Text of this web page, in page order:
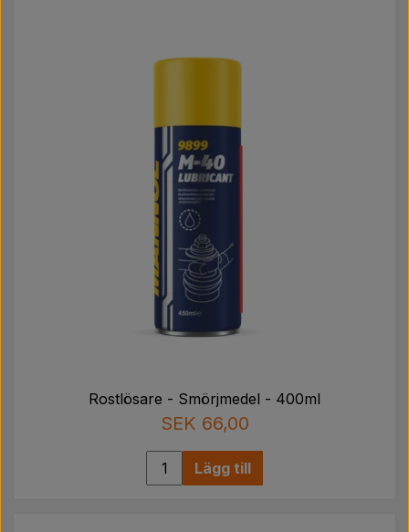
Rostlösare - Smörjmedel - 400ml
SEK 66,00
Lägg till